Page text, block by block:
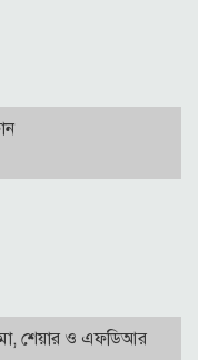
শেয়ার ও এফডিআর